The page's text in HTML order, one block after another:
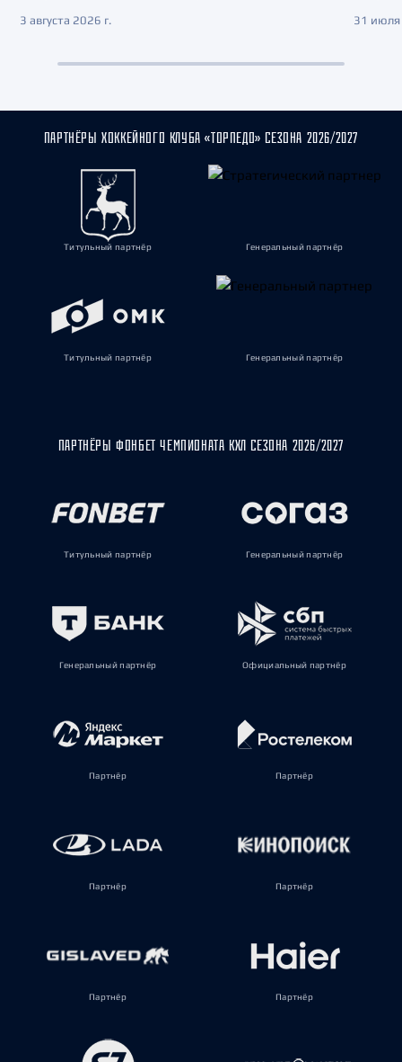
3 августа 2026 г. 31 июля
ПАРТНЁРЫ ХОККЕЙНОГО КЛУБА «ТОРПЕДО» СЕЗОНА 2026/2027
Титульный партнёр Генеральный партнёр
Титульный партнёр Генеральный партнёр
ПАРТНЁРЫ ФОНБЕТ ЧЕМПИОНАТА КХЛ СЕЗОНА 2026/2027
Титульный партнёр Генеральный партнёр
Генеральный партнёр Официальный партнёр
Партнёр Партнёр
Партнёр Партнёр
Партнёр Партнёр